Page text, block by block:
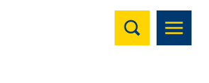
Suchen